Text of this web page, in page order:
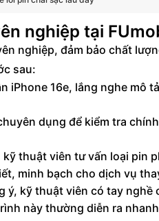
nghiệp tại
nghiệp, đảm bảo chất
sau:
iPhone 16e, lắng nghe mô
dụng để kiểm tra
kỹ thuật viên tư vấn loại pin
minh bạch cho dịch vụ
ý, kỹ thuật viên có tay nghề
này thường diễn ra